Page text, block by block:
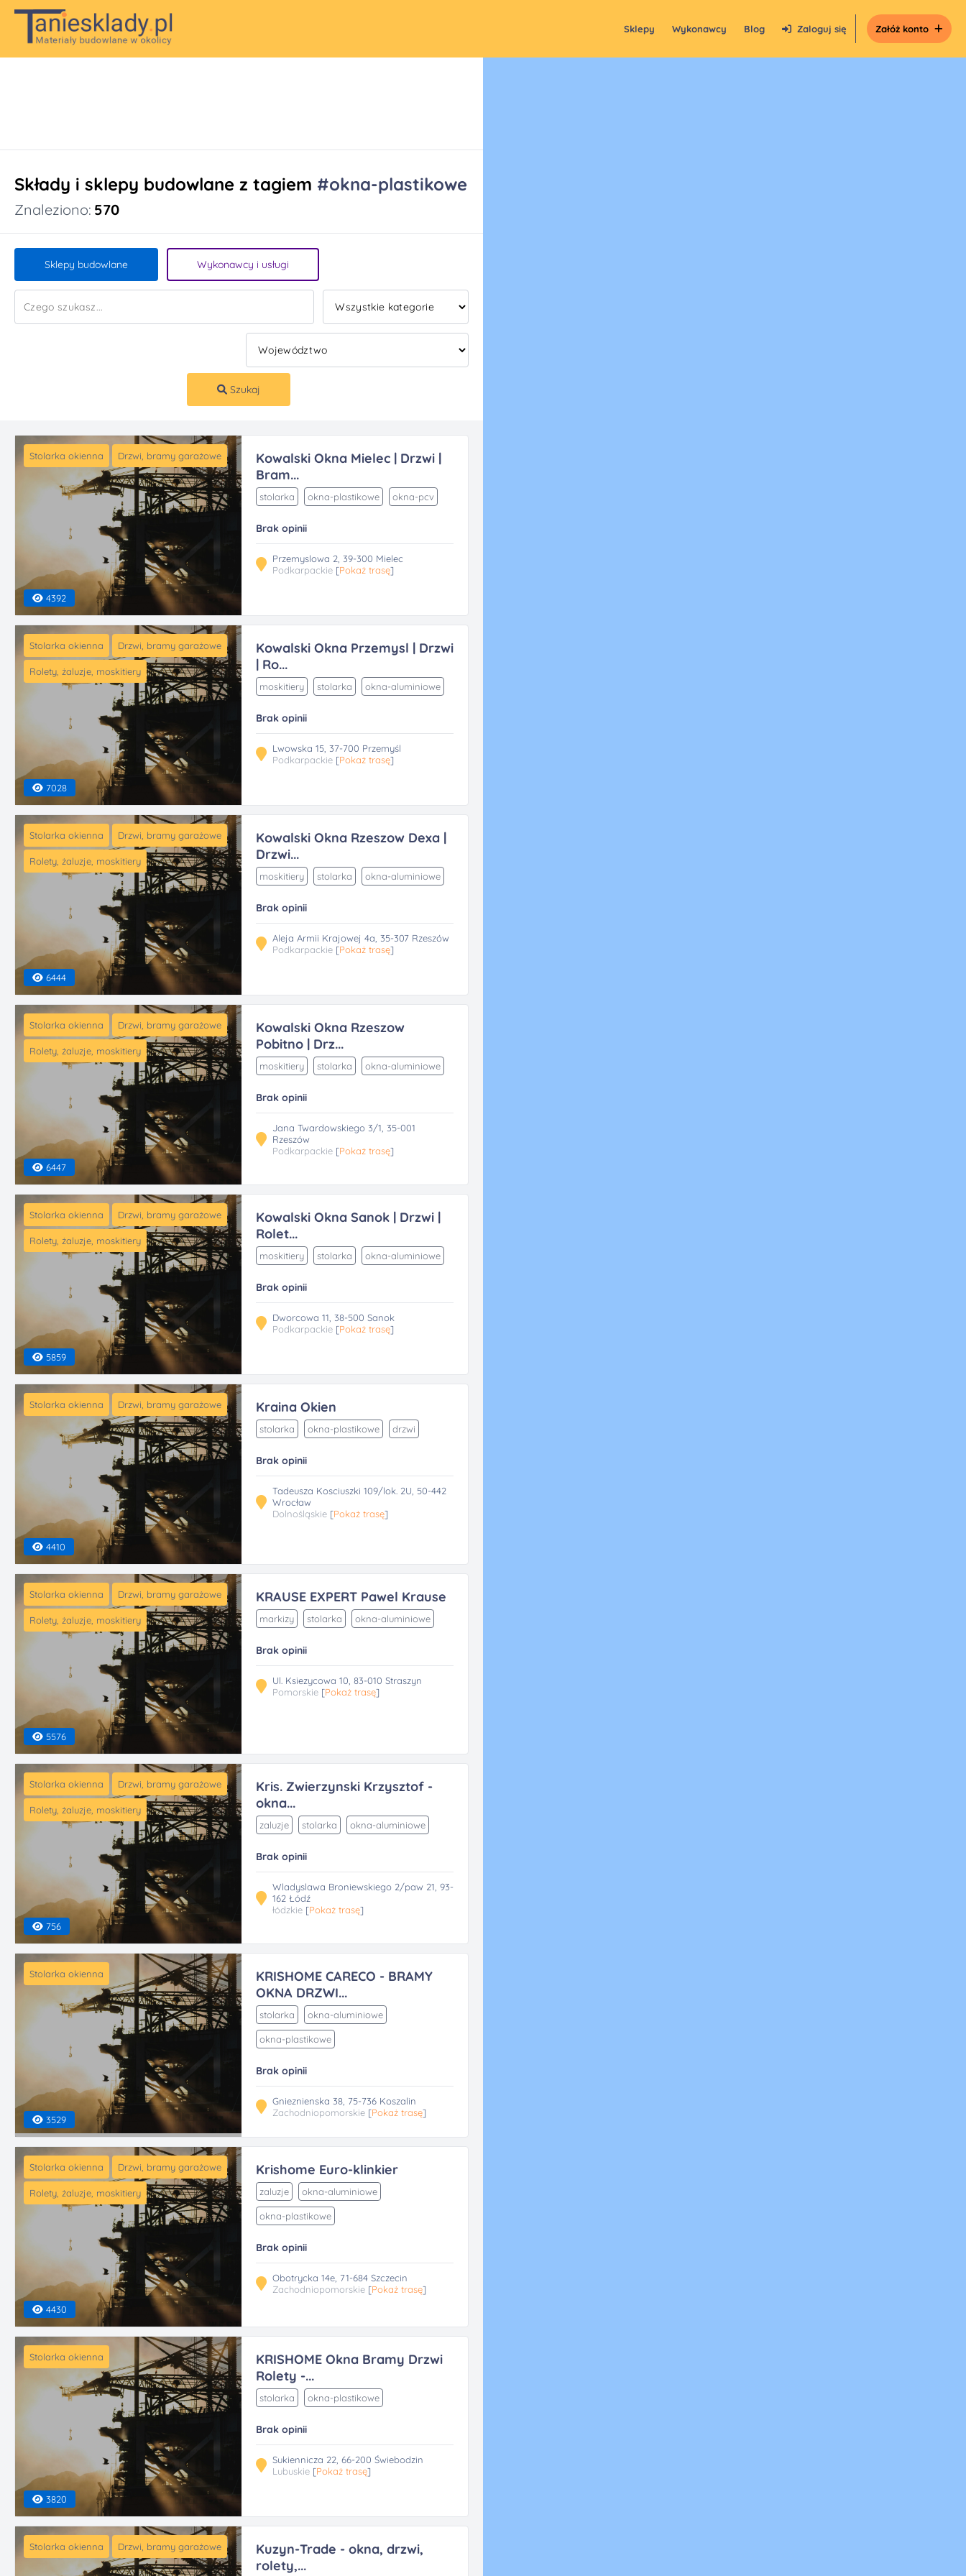
Sklepy Wykonawcy Blog Zaloguj się Załóż konto
Składy i sklepy budowlane z tagiem #okna-plastikowe
Znaleziono: 570
Sklepy budowlane Wykonawcy i usługi
Szukaj
Stolarka okienna Drzwi, bramy garażowe
4392
Kowalski Okna Mielec | Drzwi |
Bram...
stolarka okna-plastikowe okna-pcv
Brak opinii
Przemyslowa 2, 39-300 Mielec
Podkarpackie [Pokaż trasę]
Stolarka okienna Drzwi, bramy garażowe
Rolety, żaluzje, moskitiery
7028
Kowalski Okna Przemysl | Drzwi
| Ro...
moskitiery stolarka okna-aluminiowe
Brak opinii
Lwowska 15, 37-700 Przemyśl
Podkarpackie [Pokaż trasę]
Stolarka okienna Drzwi, bramy garażowe
Rolety, żaluzje, moskitiery
6444
Kowalski Okna Rzeszow Dexa |
Drzwi...
moskitiery stolarka okna-aluminiowe
Brak opinii
Aleja Armii Krajowej 4a, 35-307 Rzeszów
Podkarpackie [Pokaż trasę]
Stolarka okienna Drzwi, bramy garażowe
Rolety, żaluzje, moskitiery
6447
Kowalski Okna Rzeszow
Pobitno | Drz...
moskitiery stolarka okna-aluminiowe
Brak opinii
Jana Twardowskiego 3/1, 35-001
Rzeszów
Podkarpackie [Pokaż trasę]
Stolarka okienna Drzwi, bramy garażowe
Rolety, żaluzje, moskitiery
5859
Kowalski Okna Sanok | Drzwi |
Rolet...
moskitiery stolarka okna-aluminiowe
Brak opinii
Dworcowa 11, 38-500 Sanok
Podkarpackie [Pokaż trasę]
Stolarka okienna Drzwi, bramy garażowe
4410
Kraina Okien
stolarka okna-plastikowe drzwi
Brak opinii
Tadeusza Kosciuszki 109/lok. 2U, 50-442
Wrocław
Dolnośląskie [Pokaż trasę]
Stolarka okienna Drzwi, bramy garażowe
Rolety, żaluzje, moskitiery
5576
KRAUSE EXPERT Pawel Krause
markizy stolarka okna-aluminiowe
Brak opinii
Ul. Ksiezycowa 10, 83-010 Straszyn
Pomorskie [Pokaż trasę]
Stolarka okienna Drzwi, bramy garażowe
Rolety, żaluzje, moskitiery
756
Kris. Zwierzynski Krzysztof -
okna...
zaluzje stolarka okna-aluminiowe
Brak opinii
Wladyslawa Broniewskiego 2/paw 21, 93-
162 Łódź
łódzkie [Pokaż trasę]
Stolarka okienna
3529
KRISHOME CARECO - BRAMY
OKNA DRZWI...
stolarka okna-aluminiowe
okna-plastikowe
Brak opinii
Gnieznienska 38, 75-736 Koszalin
Zachodniopomorskie [Pokaż trasę]
Stolarka okienna Drzwi, bramy garażowe
Rolety, żaluzje, moskitiery
4430
Krishome Euro-klinkier
zaluzje okna-aluminiowe
okna-plastikowe
Brak opinii
Obotrycka 14e, 71-684 Szczecin
Zachodniopomorskie [Pokaż trasę]
Stolarka okienna
3820
KRISHOME Okna Bramy Drzwi
Rolety -...
stolarka okna-plastikowe
Brak opinii
Sukiennicza 22, 66-200 Świebodzin
Lubuskie [Pokaż trasę]
Stolarka okienna Drzwi, bramy garażowe
Kuzyn-Trade - okna, drzwi,
rolety,...